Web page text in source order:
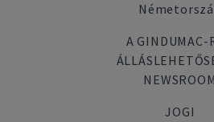
A GINDUMAC-
NEWSROOM
JOGI